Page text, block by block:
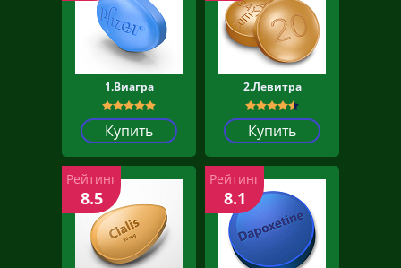
1.Виагра
Купить
2.Левитра
Купить
Рейтинг
8.5
Рейтинг
8.1